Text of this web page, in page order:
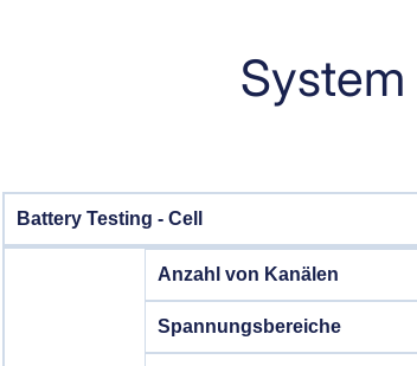
System
Battery Testing - Cell
Anzahl von Kanälen
Spannungsbereiche